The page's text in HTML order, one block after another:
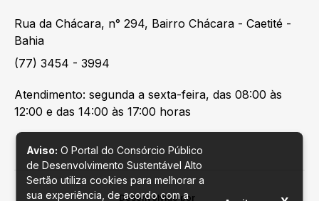
Rua da Chácara, n° 294, Bairro Chácara - Caetité -
Bahia
(77) 3454 - 3994
Atendimento: segunda a sexta-feira, das 08:00 às
12:00 e das 14:00 às 17:00 horas
Desenvolvido por
Aviso: O Portal do Consórcio Público
de Desenvolvimento Sustentável Alto
Sertão utiliza cookies para melhorar a
sua experiência, de acordo com a